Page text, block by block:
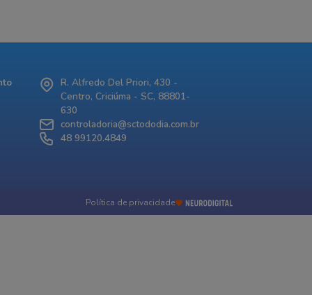
R. Alfredo Del Priori, 430 -
Centro, Criciúma - SC, 88801-
630
controladoria@sctododia.com.br
48 99120.4849
Política de privacidade